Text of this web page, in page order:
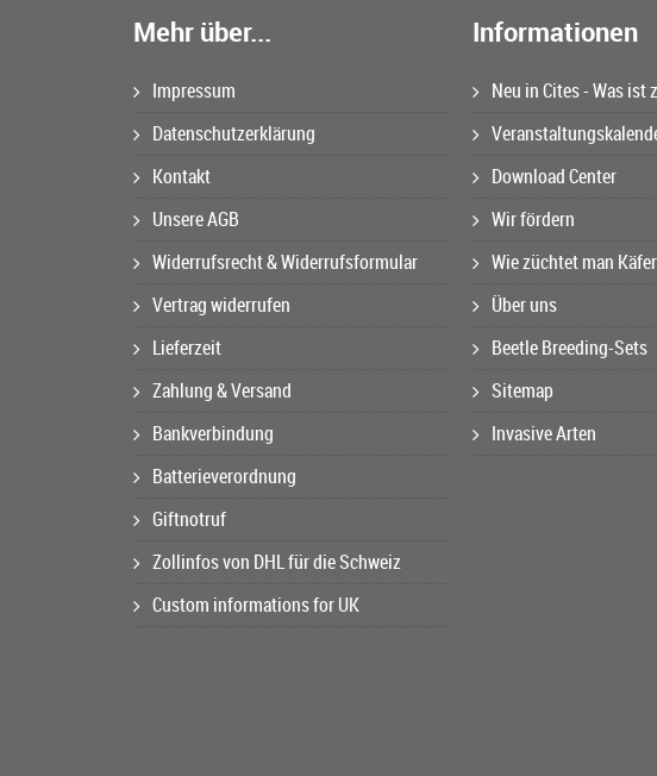
Mehr über...
Impressum
Datenschutzerklärung
Kontakt
Unsere AGB
Widerrufsrecht & Widerrufsformular
Vertrag widerrufen
Lieferzeit
Zahlung & Versand
Bankverbindung
Batterieverordnung
Giftnotruf
Zollinfos von DHL für die Schweiz
Custom informations for UK
Informationen
Neu in Cites - Was ist
Download Center
Wir fördern
Wie züchtet man
Über uns
Beetle Breeding-Sets
Sitemap
Invasive Arten